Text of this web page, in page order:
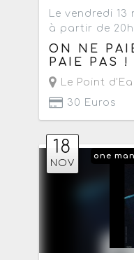
Le vendredi 13
à partir de 20h
ON NE
PAIE PAS !
Le Point
30 Euros
18
NOV
one